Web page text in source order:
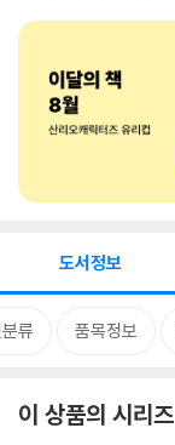
도서정보
류 품목정보
이 상품의 시리즈